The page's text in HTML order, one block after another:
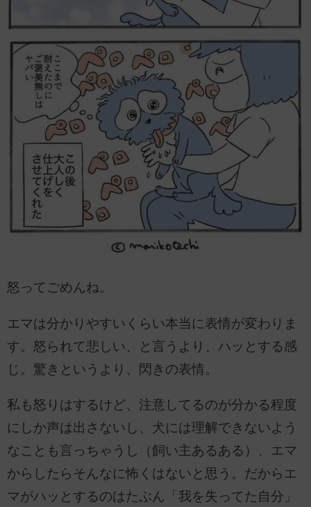
怒ってごめんね。
エマは分かりやすいくらい本当に表情が変わりま
す。怒られて悲しい、と言うより、ハッとする感
じ。驚きというより、閃きの表情。
私も怒りはするけど、注意してるのが分かる程度
にしか声は出さないし、犬には理解できないよう
なことも言っちゃうし（飼い主あるある）、エマ
からしたらそんなに怖くはないと思う。だからエ
マがハッとするのはたぶん「我を失ってた自分」